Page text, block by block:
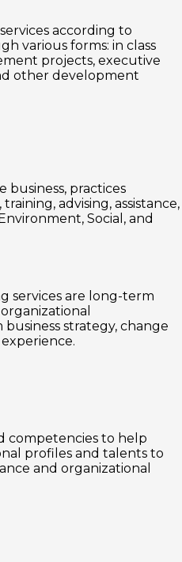
according to
various forms: in class
projects, executive
other development
business, practices
advising, assistance,
Social, and
services are long-term
strategy, change
competencies to help
profiles and talents to
and organizational